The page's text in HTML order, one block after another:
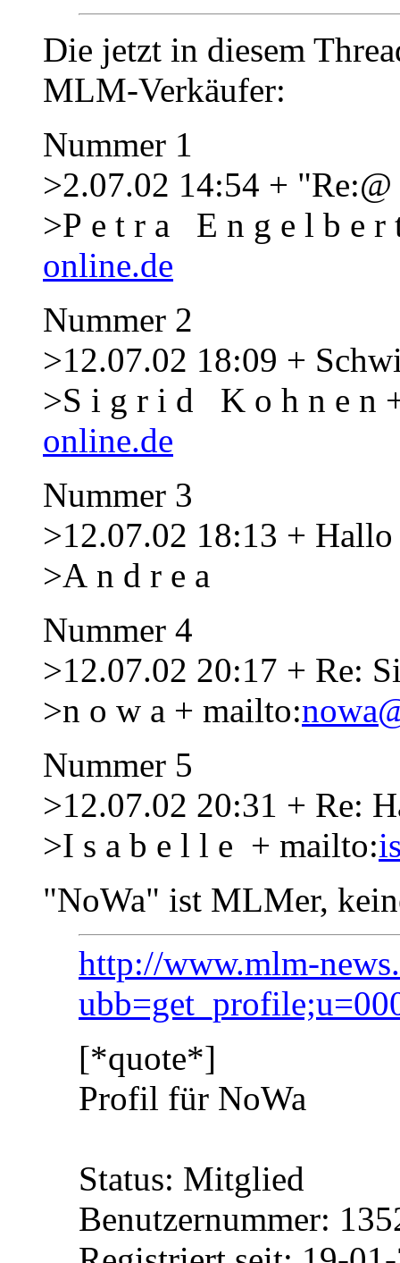
Die jetzt in diesem
MLM-Verkäufer:
Nummer 1
>2.07.02 14:54 + "Re:@
>P e t r a E n g e l b e r
online.de
Nummer 2
>12.07.02 18:09 +
>S i g r i d K o h n e n
online.de
Nummer 3
>12.07.02 18:13 + Hallo
>A n d r e a
Nummer 4
>12.07.02 20:17 + Re:
>n o w a + mailto:
Nummer 5
>12.07.02 20:31 + Re:
>I s a b e l l e + mailto:
"NoWa" ist MLMer,
http://www.mlm-
[*quote*]
Profil für NoWa
Status: Mitglied
Benutzernummer: